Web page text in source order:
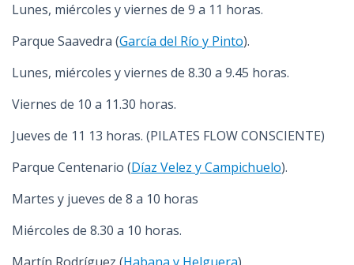
Lunes, miércoles y viernes de 9 a 11 horas.
Parque Saavedra (García del Río y Pinto).
Lunes, miércoles y viernes de 8.30 a 9.45 horas.
Viernes de 10 a 11.30 horas.
Jueves de 11 13 horas. (PILATES FLOW CONSCIENTE)
Parque Centenario (Díaz Velez y Campichuelo).
Martes y jueves de 8 a 10 horas
Miércoles de 8.30 a 10 horas.